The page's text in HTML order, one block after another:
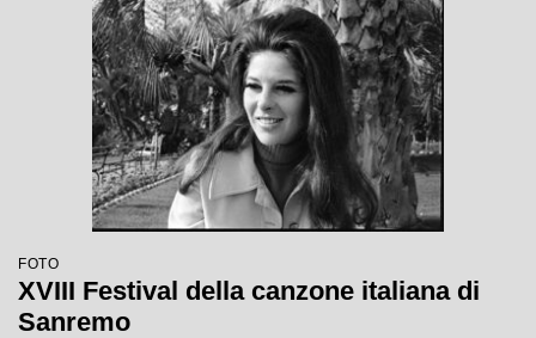
FOTO
XVIII Festival della canzone italiana di
Sanremo